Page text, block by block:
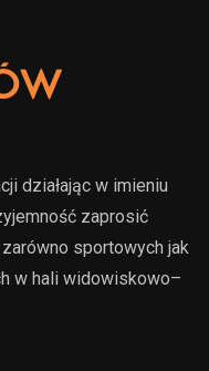
działając w imieniu
zaprosić
sportowych jak
w hali widowiskowo–